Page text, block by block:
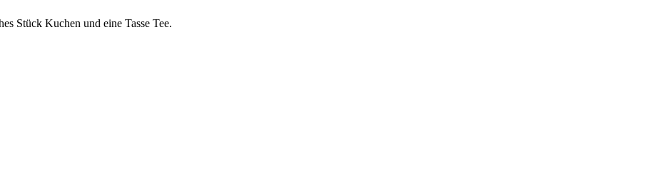
Stück Kuchen und eine Tasse Tee.